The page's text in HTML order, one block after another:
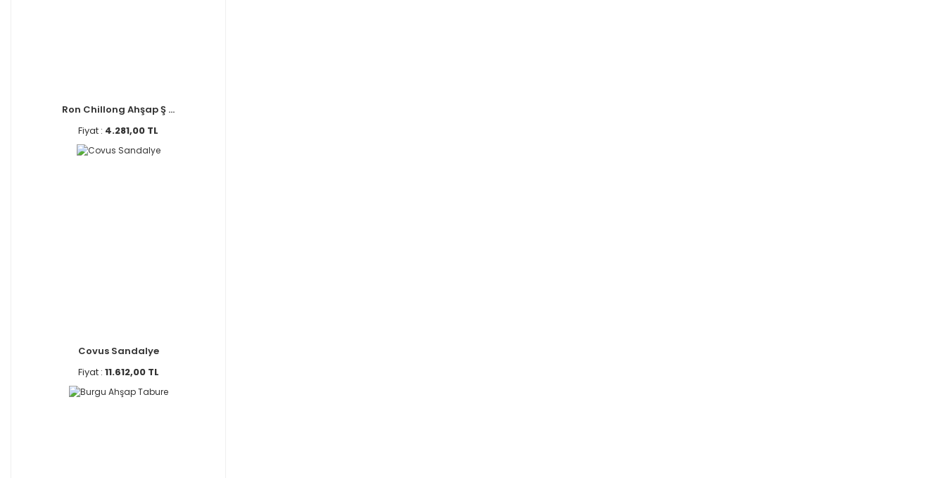
Ron Chillong Ahşap Ş ...
Fiyat : 4.281,00 TL
Covus Sandalye
Fiyat : 11.612,00 TL